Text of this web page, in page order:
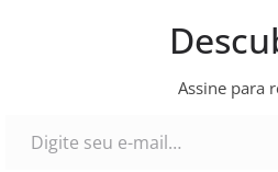
Assine para